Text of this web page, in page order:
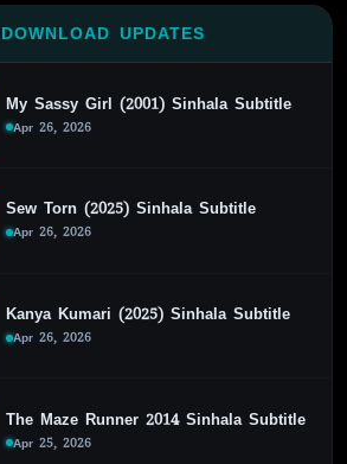
DOWNLOAD UPDATES
My Sassy Girl (2001) Sinhala Subtitle
Apr 26, 2026
Sew Torn (2025) Sinhala Subtitle
Apr 26, 2026
Kanya Kumari (2025) Sinhala Subtitle
Apr 26, 2026
The Maze Runner 2014 Sinhala Subtitle
Apr 25, 2026